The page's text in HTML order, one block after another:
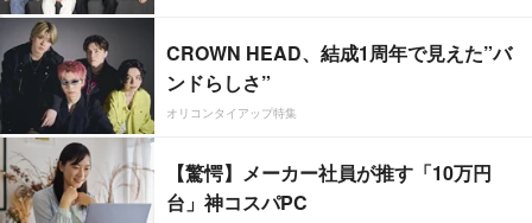
CROWN HEAD、結成1周年で見えた”バ
ンドらしさ”
オリコンタイアップ特集
【驚愕】メーカー社員が推す「10万円
台」神コスパPC